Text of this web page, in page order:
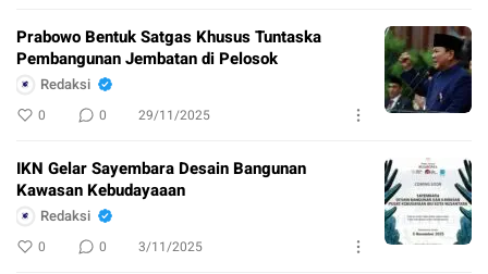
Prabowo Bentuk Satgas Khusus Tuntaska
Pembangunan Jembatan di Pelosok
Redaksi
0 0 29/11/2025
IKN Gelar Sayembara Desain Bangunan
Kawasan Kebudayaaan
Redaksi
0 0 3/11/2025